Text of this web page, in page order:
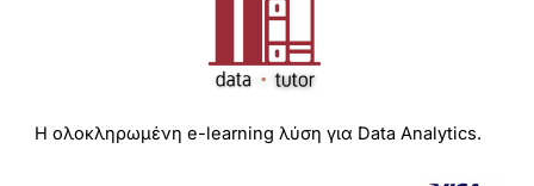
Η ολοκληρωμένη e-learning λύση για Data Analytics.